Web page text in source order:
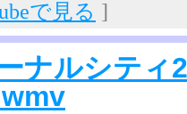
で見る ]
ナルシティ